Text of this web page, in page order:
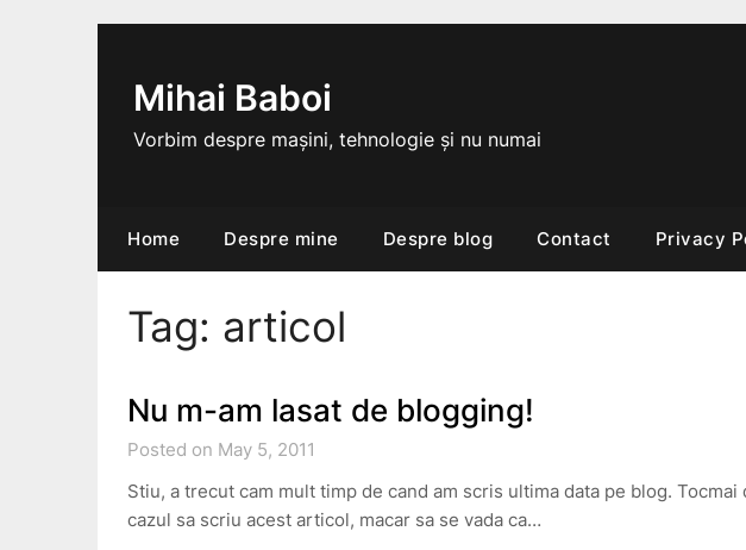
Mihai Baboi
Vorbim despre mașini, tehnologie și nu numai
Home Despre mine Despre blog Contact Privacy
Tag: articol
Nu m-am lasat de blogging!
Posted on May 5, 2011
Stiu, a trecut cam mult timp de cand am scris ultima data pe blog. Tocmai
cazul sa scriu acest articol, macar sa se vada ca…